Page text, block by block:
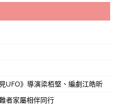
UFO》導演梁栢堅、編劇江皓昕
者家屬相伴同行